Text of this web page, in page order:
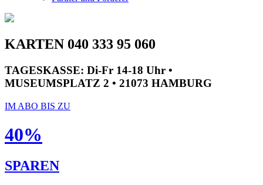
KARTEN 040 333 95 060
TAGESKASSE: Di-Fr 14-18 Uhr •
MUSEUMSPLATZ 2 • 21073 HAMBURG
IM ABO BIS ZU
40%
SPAREN